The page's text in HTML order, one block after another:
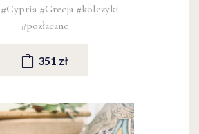
#Cypria #Grecja #kolczyki
#pozłacane
351 zł